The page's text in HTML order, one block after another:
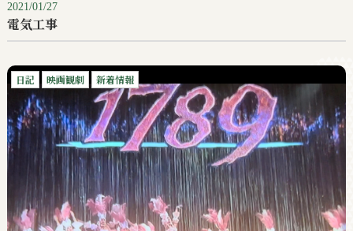
2021/01/27
電気工事
日記 映画観劇 新着情報